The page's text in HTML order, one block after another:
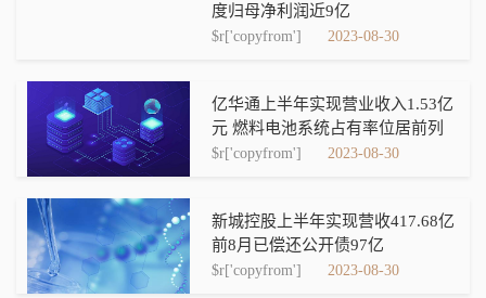
度归母净利润近9亿
$r['copyfrom'] 2023-08-30
亿华通上半年实现营业收入1.53亿
元 燃料电池系统占有率位居前列
$r['copyfrom'] 2023-08-30
新城控股上半年实现营收417.68亿
前8月已偿还公开债97亿
$r['copyfrom'] 2023-08-30